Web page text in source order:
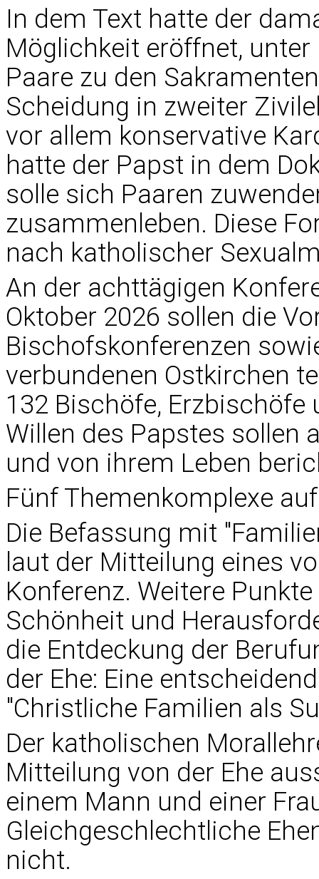
In dem Text hatte der
Möglichkeit eröffnet,
Paare zu den
Scheidung in zweiter
vor allem konservative
hatte der Papst in dem
solle sich Paaren
zusammenleben. Diese
nach katholischer
An der achttägigen
Oktober 2026 sollen die
Bischofskonferenzen
verbundenen Ostkirchen
132 Bischöfe,
Willen des Papstes sollen
und von ihrem Leben
Fünf Themenkomplexe
Die Befassung mit
laut der Mitteilung eines
Konferenz. Weitere
Schönheit und
die Entdeckung der
der Ehe: Eine
"Christliche Familien als
Der katholischen
Mitteilung von der Ehe
einem Mann und einer
Gleichgeschlechtliche
nicht.